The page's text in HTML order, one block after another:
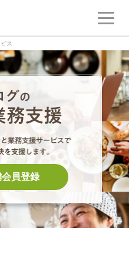
ス
食べログの集客
食べログの集
会員登録